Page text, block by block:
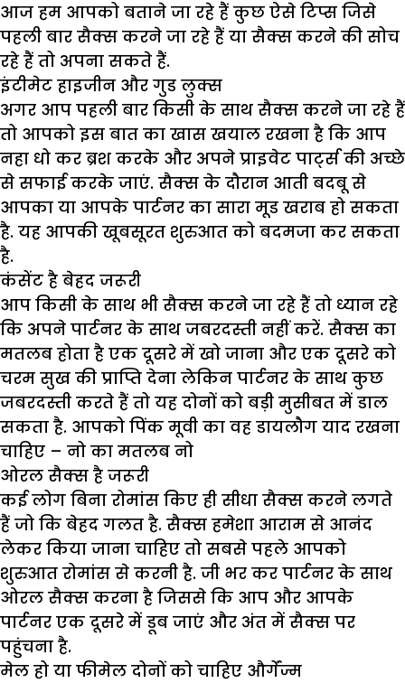
आज हम आपको बताने जा रहे हैं कुछ ऐसे टिप्स जिसे
पहली बार सैक्स करने जा रहे हैं या सैक्स करने की सोच
रहे हैं तो अपना सकते हैं.
इंटीमेट हाइजीन और गुड लुक्स
अगर आप पहली बार किसी के साथ सैक्स करने जा रहे हैं
तो आपको इस बात का खास खयाल रखना है कि आप
नहा धो कर ब्रश करके और अपने प्राइवेट पार्ट्स की अच्छे
से सफाई करके जाएं. सैक्स के दौरान आती बदबू से
आपका या आपके पार्टनर का सारा मूड खराब हो सकता
है. यह आपकी खूबसूरत शुरुआत को बदमजा कर सकता
है.
कंसेंट है बेहद जरूरी
आप किसी के साथ भी सैक्स करने जा रहे हैं तो ध्यान रहे
कि अपने पार्टनर के साथ जबरदस्ती नहीं करें. सैक्स का
मतलब होता है एक दूसरे में खो जाना और एक दूसरे को
चरम सुख की प्राप्ति देना लेकिन पार्टनर के साथ कुछ
जबरदस्ती करते हैं तो यह दोनों को बड़ी मुसीबत में डाल
सकता है. आपको पिंक मूवी का वह डायलौग याद रखना
चाहिए – नो का मतलब नो
ओरल सैक्स है जरूरी
कई लोग बिना रोमांस किए ही सीधा सैक्स करने लगते
हैं जो कि बेहद गलत है. सैक्स हमेशा आराम से आनंद
लेकर किया जाना चाहिए तो सबसे पहले आपको
शुरुआत रोमांस से करनी है. जी भर कर पार्टनर के साथ
ओरल सैक्स करना है जिससे कि आप और आपके
पार्टनर एक दूसरे में डूब जाएं और अंत में सैक्स पर
पहुंचना है.
मेल हो या फीमेल दोनों को चाहिए और्गेंज्म